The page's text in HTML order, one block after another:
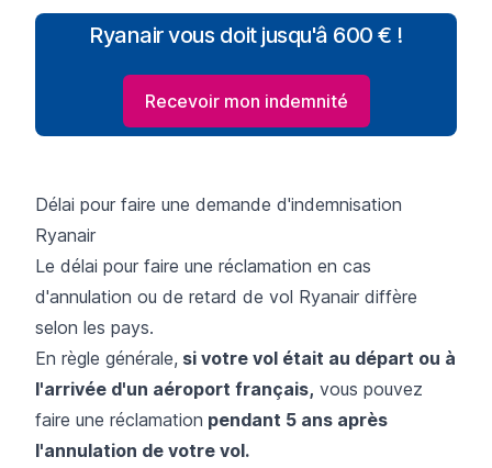
Ryanair vous doit jusqu'â 600 € !
Recevoir mon indemnité
Délai pour faire une demande d'indemnisation
Ryanair
Le délai pour faire une réclamation en cas
d'annulation ou de retard de vol Ryanair diffère
selon les pays.
En règle générale, si votre vol était au départ ou à
l'arrivée d'un aéroport français, vous pouvez
faire une réclamation pendant 5 ans après
l'annulation de votre vol.